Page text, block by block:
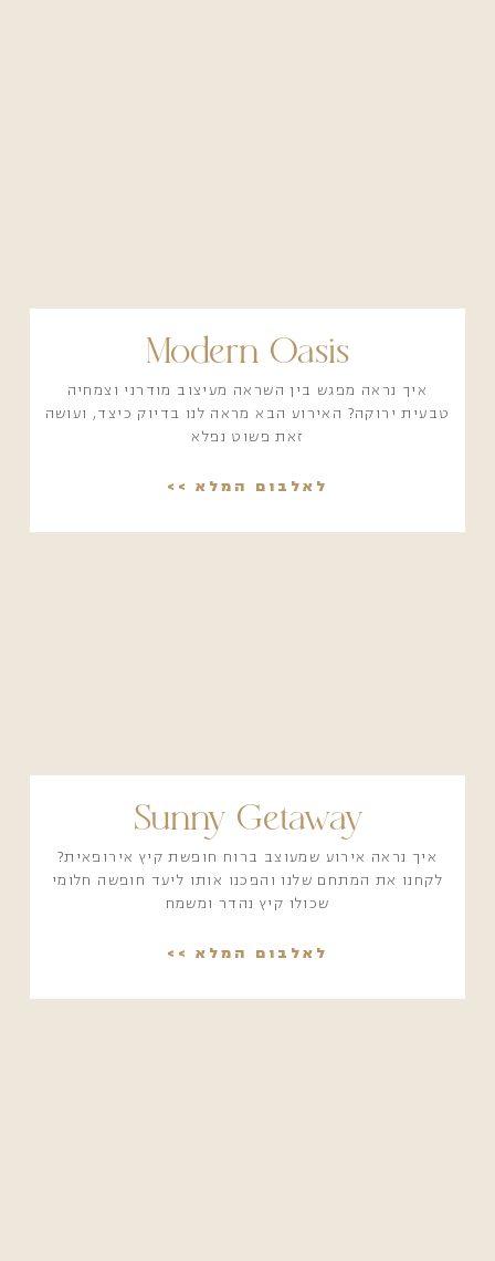
Sunny Getaway
איך נראה אירוע שמעוצב ברוח חופשת קיץ אירופאית?
לקחנו את המתחם שלנו והפכנו אותו ליעד חופשה חלומי
שכולו קיץ נהדר ומשמח
לאלבום המלא >>
Modern Oasis
איך נראה מפגש בין השראה מעיצוב מודרני וצמחיה
טבעית ירוקה? האירוע הבא מראה לנו בדיוק כיצד, ועושה
זאת פשוט נפלא
לאלבום המלא >>